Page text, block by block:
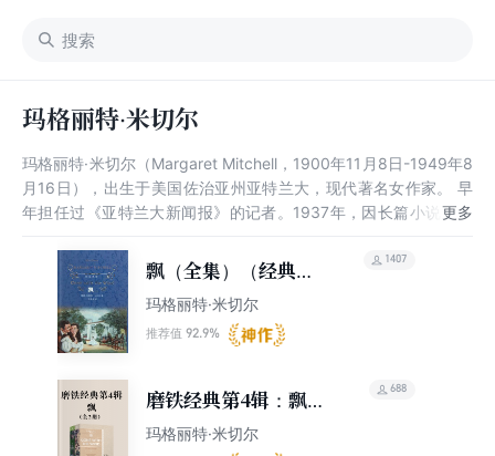
玛格丽特·米切尔
玛格丽特·米切尔（Margaret Mitchell，1900年11月8日-1949年8
月16日），出生于美国佐治亚州亚特兰大，现代著名女作家。 早
年担任过《亚特兰大新闻报》的记者。1937年，因长篇小说《乱
1949年8月11日，与丈夫约翰·马什在途中遭遇车祸；8月16日，米
切尔在格雷迪医院去世，享年48岁。
飘（全集）（经典译
林）
玛格丽特·米切尔
推荐值 92.9%
1407
磨铁经典第4辑：飘
（全2册）
玛格丽特·米切尔
688